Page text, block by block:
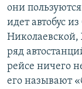
они
идет автобус
Николаевской,
ряд
рейсе ничего
его называют